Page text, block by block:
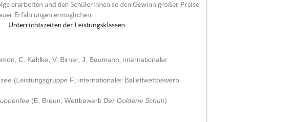
erarbeiten und den Schülerinnen so den Gewinn großer Preise
Erfahrungen ermöglichen.
Unterrichtszeiten der Leistungsklassen
C. Kählke, V. Birner, J. Baumann; internationaler
(Leistungsgruppe F; internationaler Ballettwettbewerb
(E. Breun; Wettbewerb Der Goldene Schuh)